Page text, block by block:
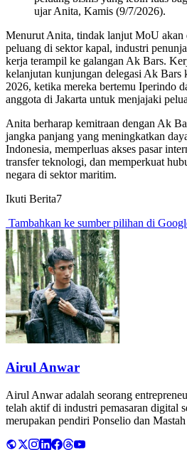
ujar Anita, Kamis (9/7/2026).
Menurut Anita, tindak lanjut MoU akan
peluang di sektor kapal, industri
kerja terampil ke galangan Ak Bars.
kelanjutan kunjungan delegasi Ak Bars
2026, ketika mereka bertemu Iperindo
anggota di Jakarta untuk menjajaki
Anita berharap kemitraan dengan Ak
jangka panjang yang meningkatkan
Indonesia, memperluas akses pasar
transfer teknologi, dan memperkuat
negara di sektor maritim.
Ikuti Berita7
Tambahkan ke sumber pilihan di
Airul Anwar
Airul Anwar adalah seorang
telah aktif di industri pemasaran digital
merupakan pendiri Ponselio dan